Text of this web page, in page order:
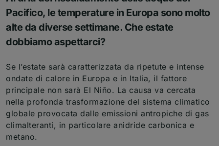
Pacifico, le temperature in Europa sono molto
alte da diverse settimane. Che estate
dobbiamo aspettarci?
Se l’estate sarà caratterizzata da ripetute e intense
ondate di calore in Europa e in Italia, il fattore
principale non sarà El Niño. La causa va cercata
nella profonda trasformazione del sistema climatico
globale provocata dalle emissioni antropiche di gas
climalteranti, in particolare anidride carbonica e
metano.